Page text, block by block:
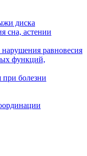
диска
сна, астении
равновесия
функций,
при болезни